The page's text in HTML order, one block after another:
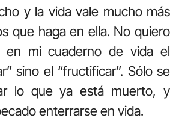
y la vida vale mucho más
que haga en ella. No quiero
en mi cuaderno de vida el
sino el “fructificar”. Sólo se
lo que ya está muerto, y
enterrarse en vida.